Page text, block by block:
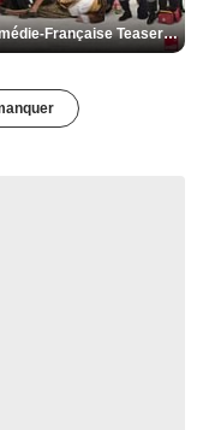
De la Comédie-Française Teaser VF